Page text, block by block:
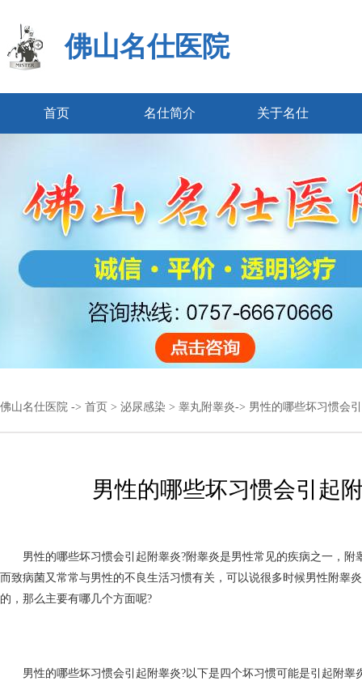
佛山名仕医院
首页 名仕简介 关于名仕
佛山名仕医院 -> 首页 > 泌尿感染 > 睾丸附睾炎-> 男性的哪些坏习惯会
男性的哪些坏习惯会引起
男性的哪些坏习惯会引起附睾炎?附睾炎是男性常见的疾病之一，附
而致病菌又常常与男性的不良生活习惯有关，可以说很多时候男性附睾
的，那么主要有哪几个方面呢?
男性的哪些坏习惯会引起附睾炎?以下是四个坏习惯可能是引起附睾